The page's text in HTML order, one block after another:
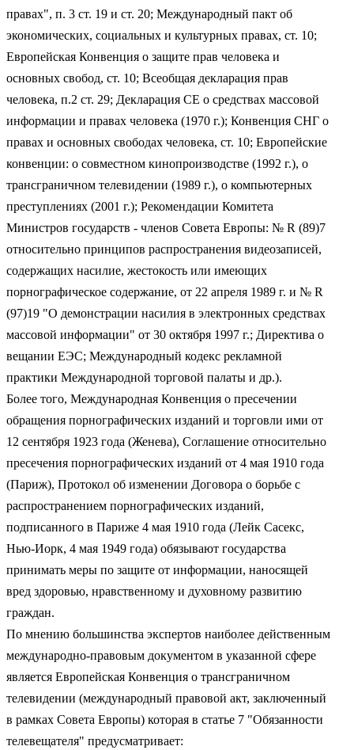
правах", п. 3 ст. 19 и ст. 20; Международный пакт об
экономических, социальных и культурных правах, ст. 10;
Европейская Конвенция о защите прав человека и
основных свобод, ст. 10; Всеобщая декларация прав
человека, п.2 ст. 29; Декларация СЕ о средствах массовой
информации и правах человека (1970 г.); Конвенция СНГ о
правах и основных свободах человека, ст. 10; Европейские
конвенции: о совместном кинопроизводстве (1992 г.), о
трансграничном телевидении (1989 г.), о компьютерных
преступлениях (2001 г.); Рекомендации Комитета
Министров государств - членов Совета Европы: № R (89)7
относительно принципов распространения видеозаписей,
содержащих насилие, жестокость или имеющих
порнографическое содержание, от 22 апреля 1989 г. и № R
(97)19 "О демонстрации насилия в электронных средствах
массовой информации" от 30 октября 1997 г.; Директива о
вещании ЕЭС; Международный кодекс рекламной
практики Международной торговой палаты и др.).
Более того, Международная Конвенция о пресечении
обращения порнографических изданий и торговли ими от
12 сентября 1923 года (Женева), Соглашение относительно
пресечения порнографических изданий от 4 мая 1910 года
(Париж), Протокол об изменении Договора о борьбе с
распространением порнографических изданий,
подписанного в Париже 4 мая 1910 года (Лейк Сасекс,
Нью-Иорк, 4 мая 1949 года) обязывают государства
принимать меры по защите от информации, наносящей
вред здоровью, нравственному и духовному развитию
граждан.
По мнению большинства экспертов наиболее действенным
международно-правовым документом в указанной сфере
является Европейская Конвенция о трансграничном
телевидении (международный правовой акт, заключенный
в рамках Совета Европы) которая в статье 7 "Обязанности
телевещателя" предусматривает: